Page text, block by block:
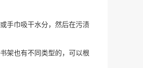
手巾吸干水分，然后在污渍
架也有不同类型的，可以根